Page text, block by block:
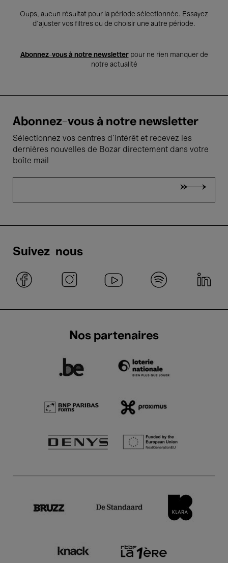
Oups, aucun résultat pour la période sélectionnée. Essayez
d’ajuster vos filtres ou de choisir une autre période.
Abonnez-vous à notre newsletterpour ne rien manquer de
notre actualité
Abonnez-vous à notre newsletter
Sélectionnez vos centres d'intérêt et recevez les
dernières nouvelles de Bozar directement dans votre
boîte mail
Suivez-nous
Nos partenaires